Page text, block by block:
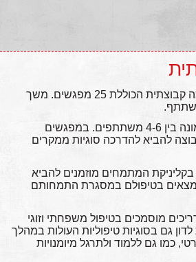
אנו מציעים חבילת הדרכה קבוצתית הכוללת 25 מפגשים. משך
מדובר בקבוצה קטנה המונה בין 4-6 משתתפים. במפגשים
להביא להדרכה סוגיות ממקרים
המתמחים מוזמנים להביא
בטיפולם במסגרת התמחותם
מונחית ע"י 2 מדריכים מוסמכים בטיפול משפחתי וזוגי
גם בסוגיות טיפוליות העולות במהלך
כמו גם ללמוד ולתרגל מיומנויות